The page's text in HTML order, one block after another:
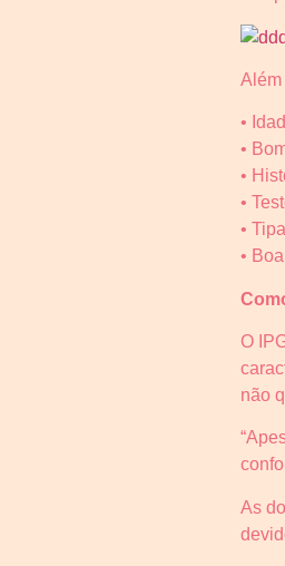
Além
•
•
•
•
•
•
O
não
As